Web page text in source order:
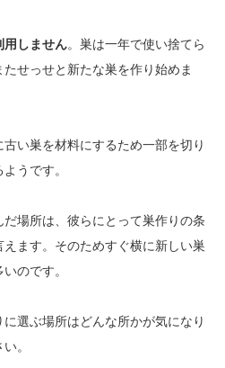
用しません。巣は一年で使い捨てら
せっせと新たな巣を作り始めま
い巣を材料にするため一部を切り
うです。
場所は、彼らにとって巣作りの条
ます。そのためすぐ横に新しい巣
のです。
選ぶ場所はどんな所かが気になり
。